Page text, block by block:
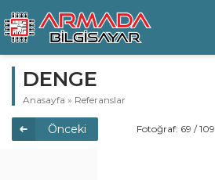
DENGE
Anasayfa » Referanslar
Önceki Fotoğraf: 69 / 109